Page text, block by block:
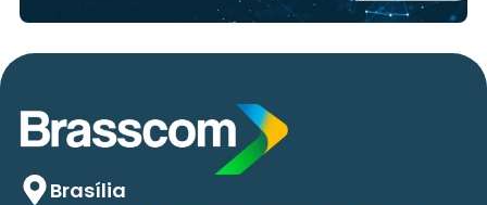
Brasília